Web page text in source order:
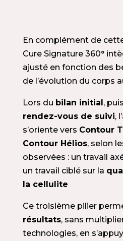
En complément de
Cure Signature 360°
ajusté en fonction des
de l’évolution du corps
Lors du bilan initial,
rendez-vous de suivi,
s’oriente vers Contour
Contour Hélios, selon
observées : un travail
un travail ciblé sur la
la cellulite
Ce troisième pilier
résultats, sans
technologies, en